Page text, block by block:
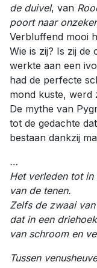
de duivel, van
poort naar
Verbluffend mooi
Wie is zij? Is zij de
werkte aan een
had de perfecte
mond kuste, werd
De mythe van
tot de gedachte
bestaan dankzij
…
Het verleden tot in
van de tenen.
Zelfs de zwaai
dat in een
van schroom en
Tussen